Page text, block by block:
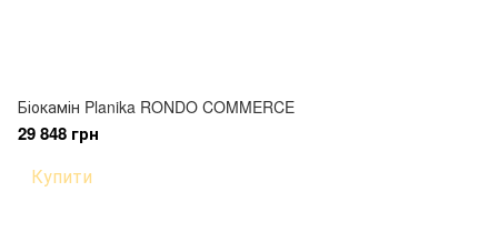
Біокамін Planika RONDO COMMERCE
29 848 грн
Купити